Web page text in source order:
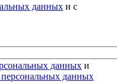
данных и с
данных и
данных